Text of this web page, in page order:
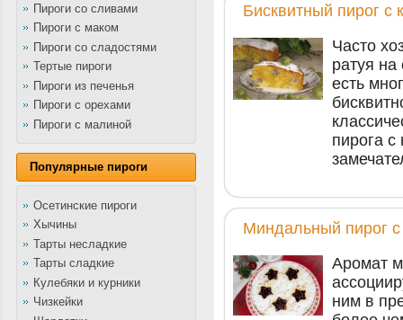
Пироги со сливами
Пироги с маком
Пироги со сладостями
Тертые пироги
Пироги из печенья
Пироги с орехами
Пироги с малиной
Популярные пироги
Осетинские пироги
Хычины
Тарты несладкие
Тарты сладкие
Кулебяки и курники
Чизкейки
Бисквитный пирог с
Часто
ратуя на
есть
пирога
Миндальный пирог
Аромат
ним в